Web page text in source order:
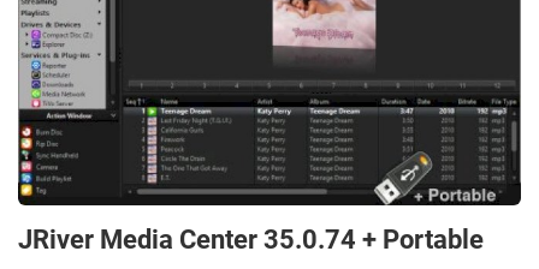
JRiver Media Center 35.0.74 + Portable